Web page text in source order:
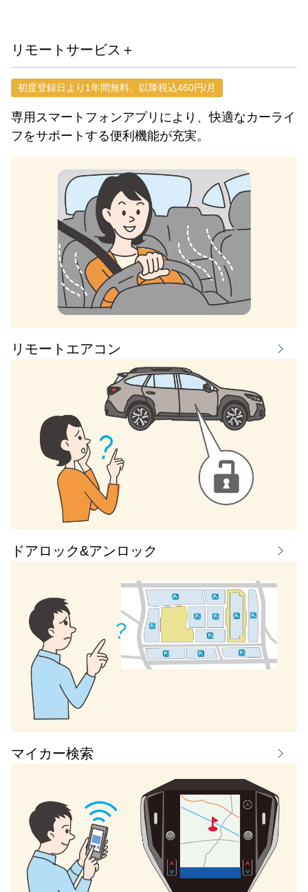
リモートサービス＋
初度登録日より1年間無料、以降税込460円/月
専用スマートフォンアプリにより、快適なカーライ
フをサポートする便利機能が充実。
リモートエアコン
ドアロック&アンロック
マイカー検索